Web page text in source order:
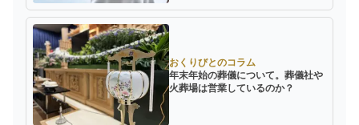
おくりびとのコラム
年末年始の葬儀について。葬儀社や
火葬場は営業しているのか？